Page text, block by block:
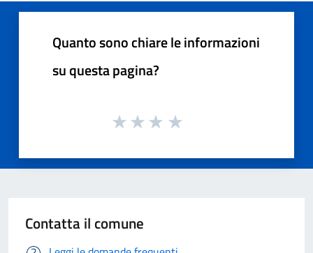
Quanto sono chiare le informazioni
su questa pagina?
Contatta il comune